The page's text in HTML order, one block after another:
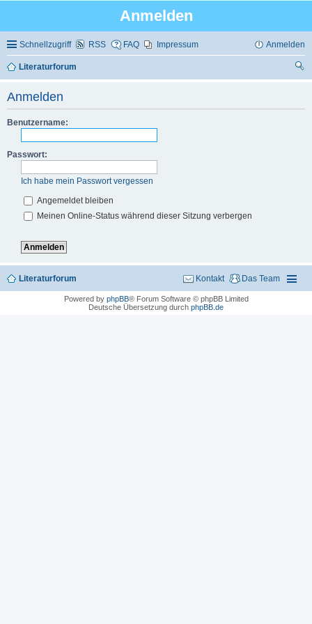
Anmelden
Schnellzugriff RSS FAQ Impressum Anmelden
Literaturforum
Anmelden
Benutzername:
Passwort:
Ich habe mein Passwort vergessen
Angemeldet bleiben
Meinen Online-Status während dieser Sitzung verbergen
Literaturforum Das Team
Kontakt
Powered by phpBB® Forum Software © phpBB Limited
Deutsche Übersetzung durch phpBB.de